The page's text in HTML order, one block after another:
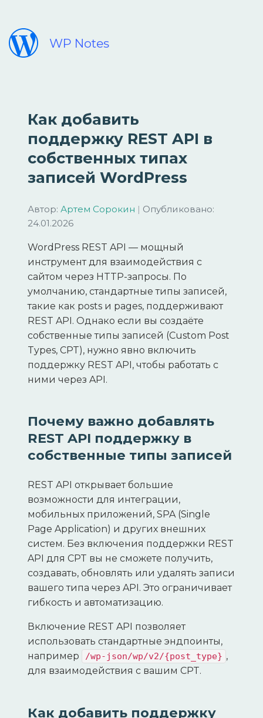
WP Notes
Как добавить
поддержку REST API в
собственных типах
записей WordPress
Автор: Артем Сорокин | Опубликовано:
24.01.2026
WordPress REST API — мощный
инструмент для взаимодействия с
сайтом через HTTP-запросы. По
умолчанию, стандартные типы записей,
такие как posts и pages, поддерживают
REST API. Однако если вы создаёте
собственные типы записей (Custom Post
Types, CPT), нужно явно включить
поддержку REST API, чтобы работать с
ними через API.
Почему важно добавлять
REST API поддержку в
собственные типы записей
REST API открывает большие
возможности для интеграции,
мобильных приложений, SPA (Single
Page Application) и других внешних
систем. Без включения поддержки REST
API для CPT вы не сможете получить,
создавать, обновлять или удалять записи
вашего типа через API. Это ограничивает
гибкость и автоматизацию.
Включение REST API позволяет
использовать стандартные эндпоинты,
например
/wp-json/wp/v2/{post_type} ,
для взаимодействия с вашим CPT.
Как добавить поддержку